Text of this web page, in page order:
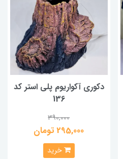
دکوری آکواریوم پلی استر کد
136
390,000
295,000 تومان
خرید